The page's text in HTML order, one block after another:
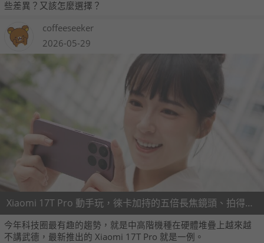
些差異？又該怎麼選擇？
coffeeseeker
2026-05-29
Xiaomi 17T Pro 動手玩，徠卡加持的五倍長焦鏡頭、拍得更有個性
今年科技圈最有趣的趨勢，就是中高階機種在硬體堆疊上越來越
不講武德，最新推出的 Xiaomi 17T Pro 就是一例。